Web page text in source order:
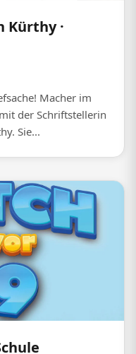
Kürthy ·
Macher im
der Schriftstellerin
Sie...